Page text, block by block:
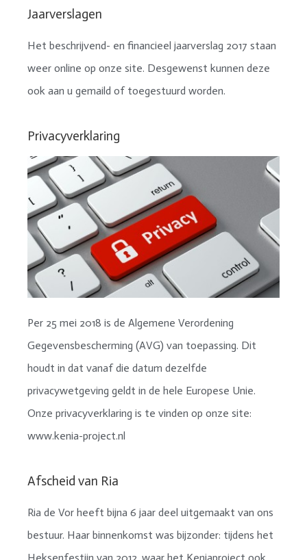
Jaarverslagen
Het beschrijvend- en financieel jaarverslag 2017 staan
weer online op onze site. Desgewenst kunnen deze
ook aan u gemaild of toegestuurd worden.
Privacyverklaring
Per 25 mei 2018 is de Algemene Verordening
Gegevensbescherming (AVG) van toepassing. Dit
houdt in dat vanaf die datum dezelfde
privacywetgeving geldt in de hele Europese Unie.
Onze privacyverklaring is te vinden op onze site:
www.kenia-project.nl
Afscheid van Ria
Ria de Vor heeft bijna 6 jaar deel uitgemaakt van ons
bestuur. Haar binnenkomst was bijzonder: tijdens het